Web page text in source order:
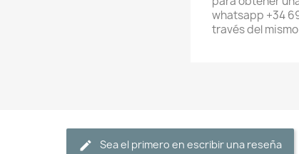
whatsapp +34
través del
Sea el primero en escribir una reseña